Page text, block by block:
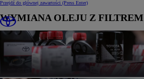
Przejdź do głównej zawartości (Press Enter)
WYMIANA OLEJU Z FILTREM